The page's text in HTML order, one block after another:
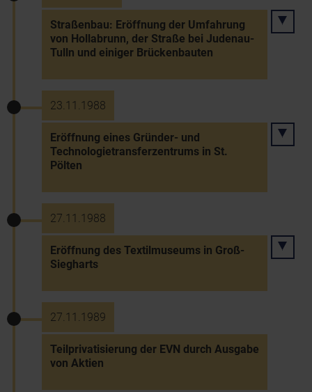
Straßenbau: Eröffnung der Umfahrung
von Hollabrunn, der Straße bei Judenau-
Tulln und einiger Brückenbauten
23.11.1988
Eröffnung eines Gründer- und
Technologietransferzentrums in St.
Pölten
27.11.1988
Eröffnung des Textilmuseums in Groß-
Siegharts
27.11.1989
Teilprivatisierung der EVN durch Ausgabe
von Aktien